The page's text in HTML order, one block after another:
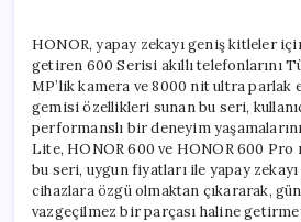
HONOR, yapay zekayı geniş kitleler
getiren 600 Serisi akıllı telefonlarını
MP’lik kamera ve 8000 nit ultra parlak
gemisi özellikleri sunan bu seri,
performanslı bir deneyim
Lite, HONOR 600 ve HONOR 600
bu seri, uygun fiyatları ile yapay
cihazlara özgü olmaktan çıkararak,
vazgeçilmez bir parçası haline